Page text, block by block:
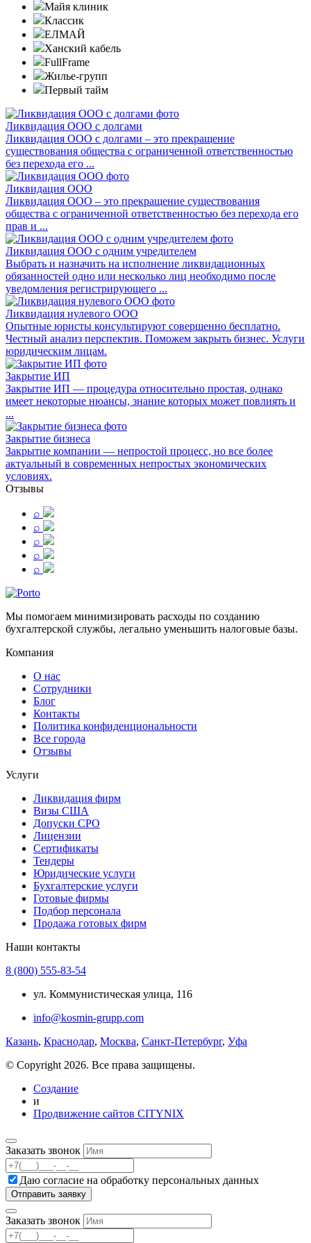
Майя клиник
Классик
ЕЛМАЙ
Ханский кабель
FullFrame
Жилье-групп
Первый тайм
Ликвидация ООО с долгами
Ликвидация ООО с долгами – это прекращение
существования общества с ограниченной ответственностью
без перехода его ...
Ликвидация ООО
Ликвидация ООО – это прекращение существования
общества с ограниченной ответственностью без перехода его
прав и ...
Ликвидация ООО с одним учредителем
Выбрать и назначить на исполнение ликвидационных
обязанностей одно или несколько лиц необходимо после
уведомления регистрирующего ...
Ликвидация нулевого ООО
Опытные юристы консультируют совершенно бесплатно.
Честный анализ перспектив. Поможем закрыть бизнес. Услуги
юридическим лицам.
Закрытие ИП
Закрытие ИП — процедура относительно простая, однако
имеет некоторые нюансы, знание которых может повлиять и
...
Закрытие бизнеса
Закрытие компании — непростой процесс, но все более
актуальный в современных непростых экономических
условиях.
Отзывы
⌕
⌕
⌕
⌕
⌕
Мы помогаем минимизировать расходы по созданию
бухгалтерской службы, легально уменьшить налоговые базы.
Компания
О нас
Сотрудники
Блог
Контакты
Политика конфиденциональности
Все города
Отзывы
Услуги
Ликвидация фирм
Визы США
Допуски СРО
Лицензии
Сертификаты
Тендеры
Юридические услуги
Бухгалтерские услуги
Готовые фирмы
Подбор персонала
Продажа готовых фирм
Наши контакты
8 (800) 555-83-54
ул. Коммунистическая улица, 116
info@kosmin-grupp.com
Казань, Краснодар, Москва, Санкт-Петербург, Уфа
© Copyright 2026. Все права защищены.
Создание
и
Продвижение сайтов CITYNIX
Заказать звонок
Даю согласие на обработку персональных данных
Заказать звонок